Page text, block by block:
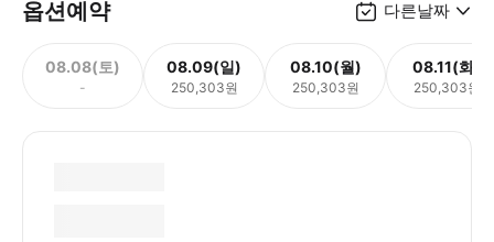
옵션예약 다른날짜
08.08(토)
-
08.09(일)
250,303원
08.10(월)
250,303원
08.11(화)
250,303원